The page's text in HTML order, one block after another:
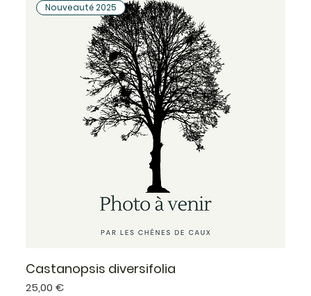
Nouveauté 2025
Castanopsis diversifolia
Prix
25,00 €